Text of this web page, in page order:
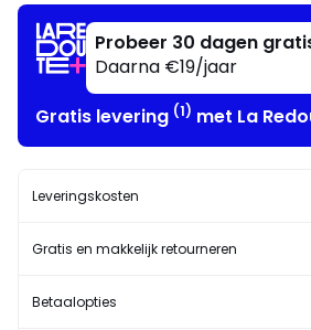
!
Probeer 30 dagen
Daarna €19/jaar
Gratis levering (1) met La
Leveringskosten
Gratis en makkelijk retourneren
Betaalopties